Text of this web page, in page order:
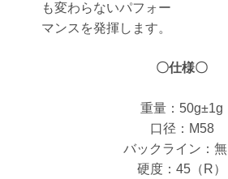
も変わらないパフォー
マンスを発揮します。
〇仕様〇
重量：50g±1g
口径：M58
バックライン：
硬度：45（R）